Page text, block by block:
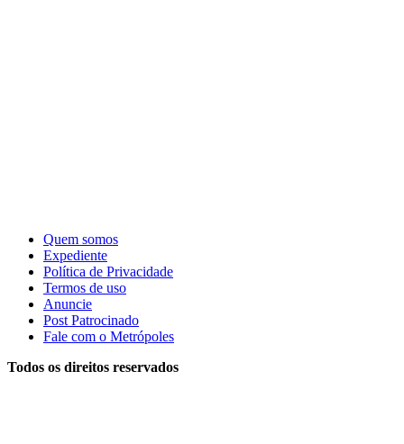
Quem somos
Expediente
Política de Privacidade
Termos de uso
Anuncie
Post Patrocinado
Fale com o Metrópoles
Todos os direitos reservados